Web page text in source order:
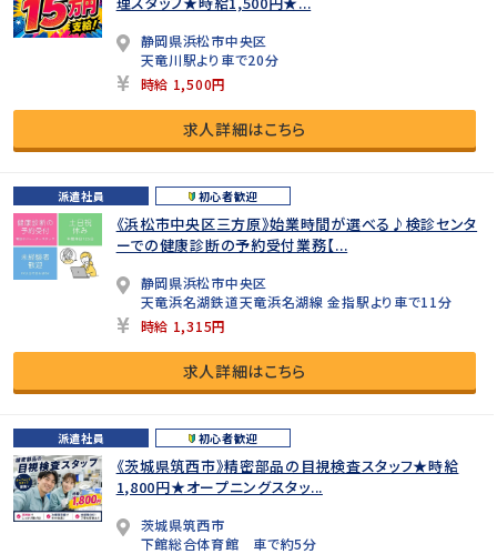
静岡県浜松市中央区
天竜川駅より車で20分
時給 1,500円
求人詳細はこちら
派遣社員 初心者歓迎
《浜松市中央区三方原》始業時間が選べる♪検診センタ
ーでの健康診断の予約受付業務【...
静岡県浜松市中央区
天竜浜名湖鉄道天竜浜名湖線 金指駅より車で11分
時給 1,315円
求人詳細はこちら
派遣社員 初心者歓迎
《茨城県筑西市》精密部品の目視検査スタッフ★時給
1,800円★オープニングスタッ...
茨城県筑西市
下館総合体育館 車で約5分